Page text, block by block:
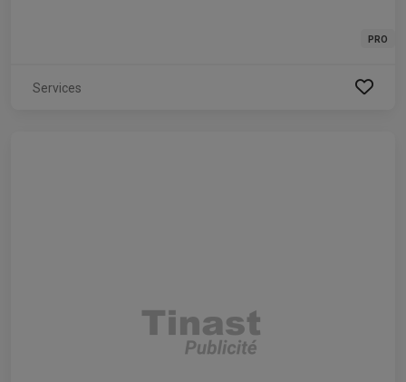
PRO
Services